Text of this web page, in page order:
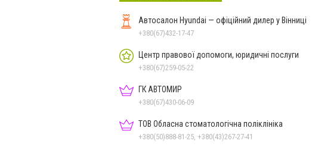
Автосалон Hyundai — офіційний дилер у Вінниці
+380(67)432-17-47
Центр правової допомоги, юридичні послуги
+380(67)259-05-22
ГК АВТОМИР
+380(67)430-06-09
ТОВ Обласна стоматологічна поліклініка
+380(50)888-81-25, +380(43)267-27-41